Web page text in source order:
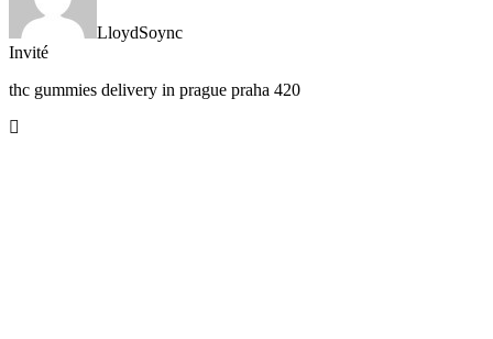
LloydSoync
Invité
thc gummies delivery in prague praha 420